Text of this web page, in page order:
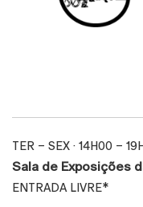
TER – SEX · 14H00 – 19H
Sala de Exposições
ENTRADA LIVRE*